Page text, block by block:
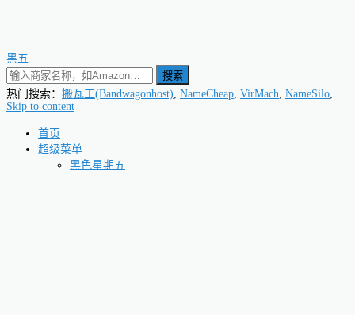
黑五
搜索
热门搜索： 搬瓦工(Bandwagonhost), NameCheap, VirMach, NameSilo,...
Skip to content
首页
超级菜单
黑色星期五